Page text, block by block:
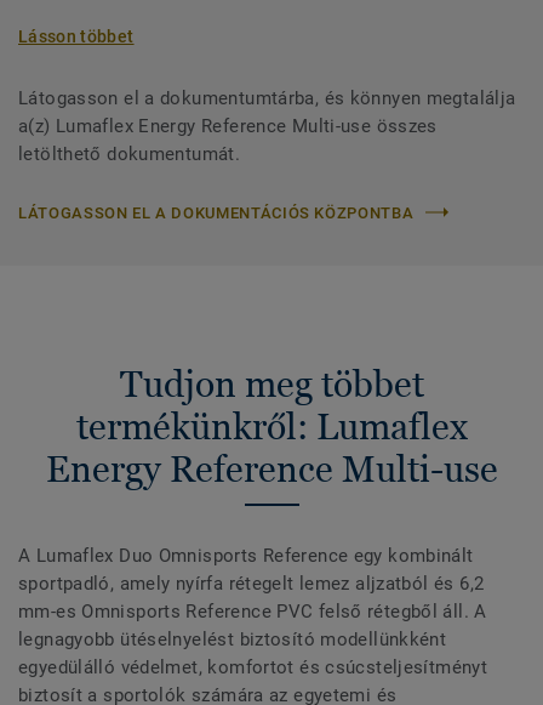
Lásson többet
Látogasson el a dokumentumtárba, és könnyen megtalálja
a(z) Lumaflex Energy Reference Multi-use összes
letölthető dokumentumát.
LÁTOGASSON EL A DOKUMENTÁCIÓS KÖZPONTBA
Tudjon meg többet
termékünkről: Lumaflex
Energy Reference Multi-use
A Lumaflex Duo Omnisports Reference egy kombinált
sportpadló, amely nyírfa rétegelt lemez aljzatból és 6,2
mm-es Omnisports Reference PVC felső rétegből áll. A
legnagyobb ütéselnyelést biztosító modellünkként
egyedülálló védelmet, komfortot és csúcsteljesítményt
biztosít a sportolók számára az egyetemi és